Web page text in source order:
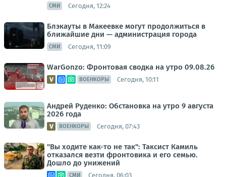
СМИ Сегодня, 12:24
Блэкауты в Макеевке могут продолжиться в
ближайшие дни — администрация города
СМИ Сегодня, 11:09
WarGonzo: Фронтовая сводка на утро 09.08.26
ВОЕНКОРЫ Сегодня, 10:11
Андрей Руденко: Обстановка на утро 9 августа
2026 года
ВОЕНКОРЫ Сегодня, 07:43
"Вы ходите как-то не так": Таксист Камиль
отказался везти фронтовика и его семью.
Дошло до унижений
СМИ Сегодня, 06:03